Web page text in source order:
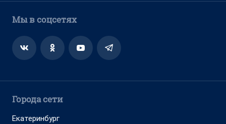
Мы в соцсетях
Города сети
Екатеринбург